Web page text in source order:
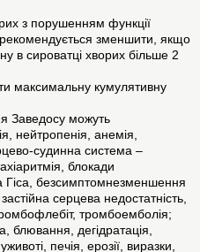
з порушенням функції
рекомендується зменшити, якщо
ну в сироватці хворих більше 2
максимальну кумулятивну
Заведосу можуть
нейтропенія, анемія,
судинна система –
блокади
Гіса, безсимптомнезменшення
серцева недостатність,
тромбоемболія;
блювання, дегідратація,
печія, ерозії, виразки,